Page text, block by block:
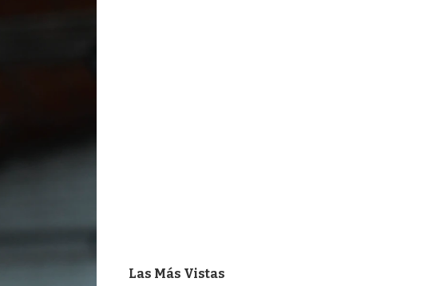
Las Más Vistas